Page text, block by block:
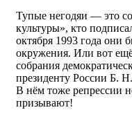
Тупые негодяи — это
культуры», кто
октября 1993 года они
окружения. Или вот
собрания
президенту России Б.
В нём тоже репрессии
призывают!